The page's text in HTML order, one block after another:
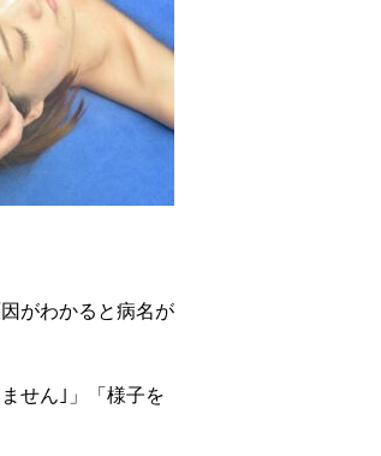
がわかると病名が
せん｣」「様子を